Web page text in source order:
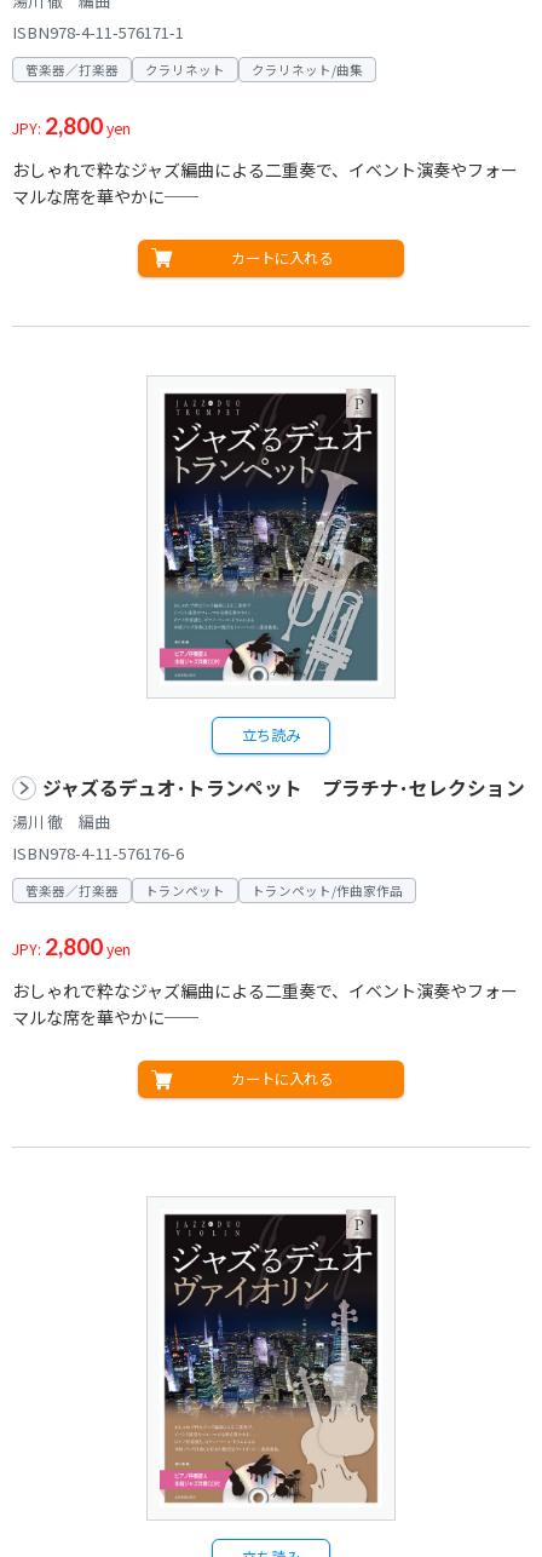
ISBN978-4-11-576171-1
管楽器／打楽器 クラリネット クラリネット/曲集
JPY: 2,800yen
おしゃれで粋なジャズ編曲による二重奏で、イベント演奏やフォー
マルな席を華やかに──
カートに入れる
立ち読み
ジャズるデュオ･トランペット プラチナ･セレクション
湯川 徹 編曲
ISBN978-4-11-576176-6
管楽器／打楽器 トランペット トランペット/作曲家作品
JPY: 2,800yen
おしゃれで粋なジャズ編曲による二重奏で、イベント演奏やフォー
マルな席を華やかに──
カートに入れる